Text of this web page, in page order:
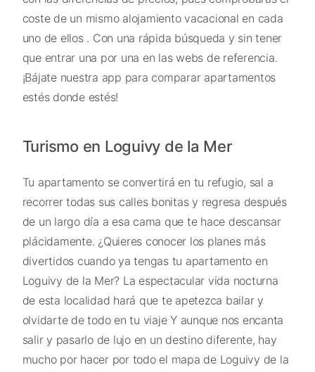
coste de un mismo alojamiento vacacional en cada
uno de ellos . Con una rápida búsqueda y sin tener
que entrar una por una en las webs de referencia.
¡Bájate nuestra app para comparar apartamentos
estés donde estés!
Turismo en Loguivy de la Mer
Tu apartamento se convertirá en tu refugio, sal a
recorrer todas sus calles bonitas y regresa después
de un largo día a esa cama que te hace descansar
plácidamente. ¿Quieres conocer los planes más
divertidos cuando ya tengas tu apartamento en
Loguivy de la Mer? La espectacular vida nocturna
de esta localidad hará que te apetezca bailar y
olvidarte de todo en tu viaje Y aunque nos encanta
salir y pasarlo de lujo en un destino diferente, hay
mucho por hacer por todo el mapa de Loguivy de la